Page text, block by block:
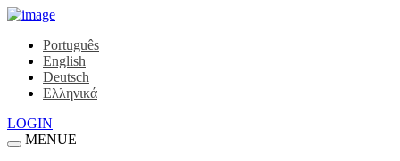
Português
English
Deutsch
Ελληνικά
LOGIN
MENUE